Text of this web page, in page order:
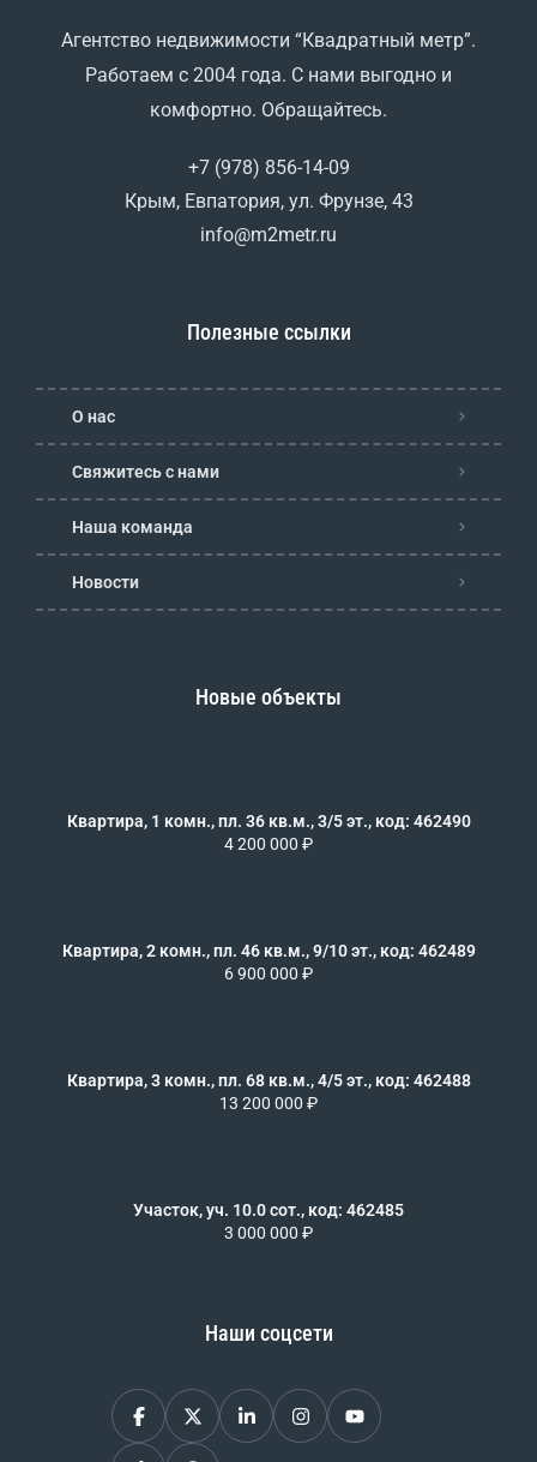
Агентство недвижимости “Квадратный метр”.
Работаем с 2004 года. С нами выгодно и
комфортно. Обращайтесь.
+7 (978) 856-14-09
Крым, Евпатория, ул. Фрунзе, 43
info@m2metr.ru
Полезные ссылки
О нас
Свяжитесь с нами
Наша команда
Новости
Новые объекты
Квартира, 1 комн., пл. 36 кв.м., 3/5 эт., код: 462490
4 200 000 ₽
Квартира, 2 комн., пл. 46 кв.м., 9/10 эт., код: 462489
6 900 000 ₽
Квартира, 3 комн., пл. 68 кв.м., 4/5 эт., код: 462488
13 200 000 ₽
Участок, уч. 10.0 сот., код: 462485
3 000 000 ₽
Наши соцсети